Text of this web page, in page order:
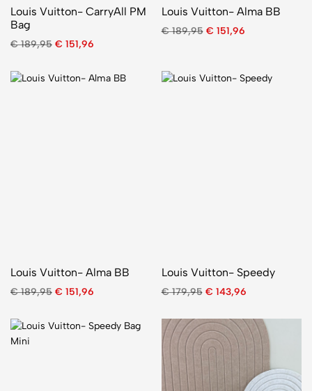
Louis Vuitton- CarryAll PM
Bag
€189,95 € 151,96
Louis Vuitton- Alma BB
€189,95 € 151,96
Louis Vuitton- Alma BB
€189,95 € 151,96
Louis Vuitton- Speedy
€179,95 € 143,96